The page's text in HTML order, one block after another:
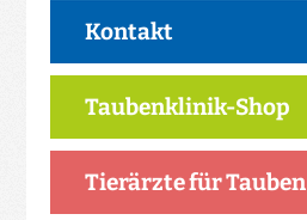
Kontakt
Taubenklinik-Shop
Tierärzte für Tauben